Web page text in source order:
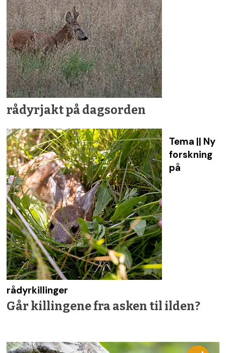
rådyrjakt på dagsorden
Tema || Ny
forskning
på
rådyrkillinger
Går killingene fra asken til ilden?